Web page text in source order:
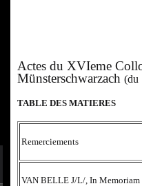
Actes du XVIeme
Münsterschwarzach (du
TABLE DES MATIERES
Remerciements
VAN BELLE J/L/, In Memoriam